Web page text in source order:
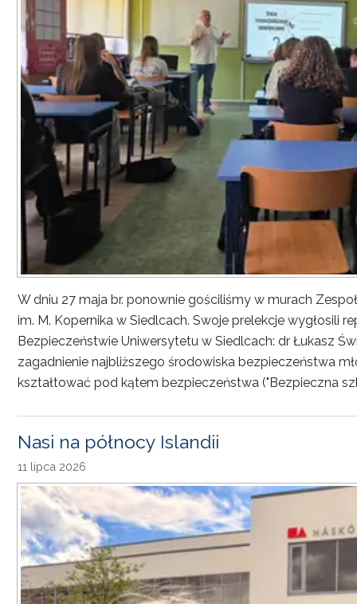
W dniu 27 maja br. ponownie gościliśmy w murach
im. M. Kopernika w Siedlcach. Swoje prelekcje wygłosili
Bezpieczeństwie Uniwersytetu w Siedlcach: dr Łukasz
zagadnienie najbliższego środowiska bezpieczeństwa
kształtować pod kątem bezpieczeństwa ("Bezpieczna
Nasi na północy Islandii
11 lipca 2026